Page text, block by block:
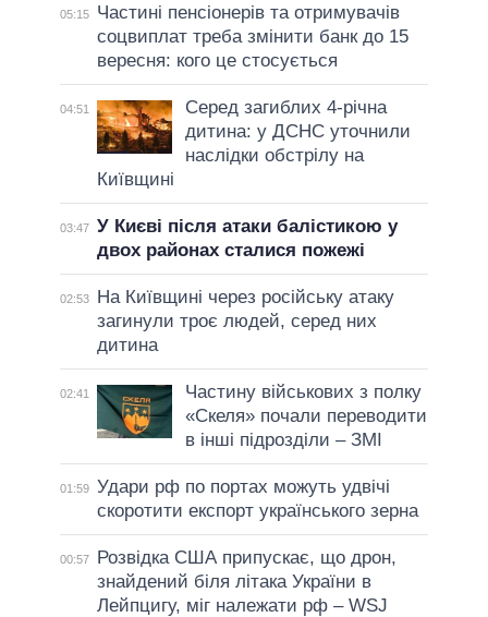
05:15
Частині пенсіонерів та отримувачів
соцвиплат треба змінити банк до 15
вересня: кого це стосується
04:51
Серед загиблих 4-річна
дитина: у ДСНС уточнили
наслідки обстрілу на
Київщині
03:47 У Києві після атаки балістикою у
двох районах сталися пожежі
02:53
На Київщині через російську атаку
загинули троє людей, серед них
дитина
02:41
Частину військових з полку
«Скеля» почали переводити
в інші підрозділи – ЗМІ
01:59 Удари рф по портах можуть удвічі
скоротити експорт українського зерна
00:57
Розвідка США припускає, що дрон,
знайдений біля літака України в
Лейпцигу, міг належати рф – WSJ